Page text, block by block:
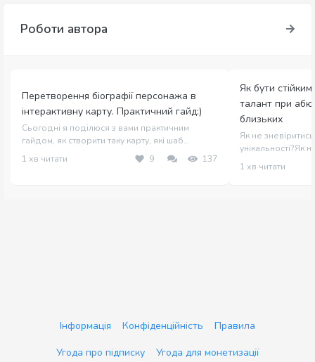
Роботи автора
Перетворення біографії персонажа в
інтерактивну карту. Практичний гайд:)
Сьогодні я поділюся з вами практичним
гайдом, як створити таку карту, які шаб...
1 хв читати
9 137
Як бути стійким
талант при
близьких
Як не
унікальності?Як
1 хв читати
Інформація Конфіденційність
Правила
Угода про підписку
Угода для монетизації